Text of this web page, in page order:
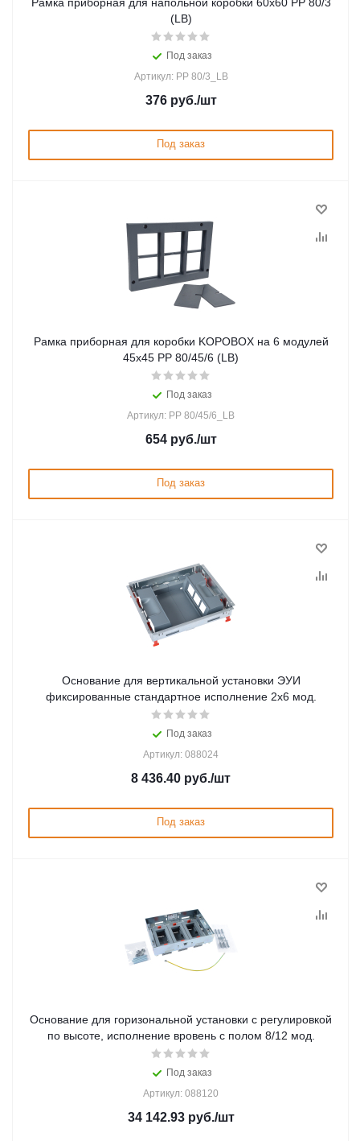
(LB)
Под заказ
Артикул: PP 80/3_LB
376руб./шт
Под заказ
Рамка приборная для коробки KOPOBOX на 6 модулей
45х45 PP 80/45/6 (LB)
Под заказ
Артикул: PP 80/45/6_LB
654руб./шт
Под заказ
Основание для вертикальной установки ЭУИ
фиксированные стандартное исполнение 2х6 мод.
Под заказ
Артикул: 088024
8 436.40 руб./шт
Под заказ
Основание для горизональной установки с регулировкой
по высоте, исполнение вровень с полом 8/12 мод.
Под заказ
Артикул: 088120
34 142.93руб./шт